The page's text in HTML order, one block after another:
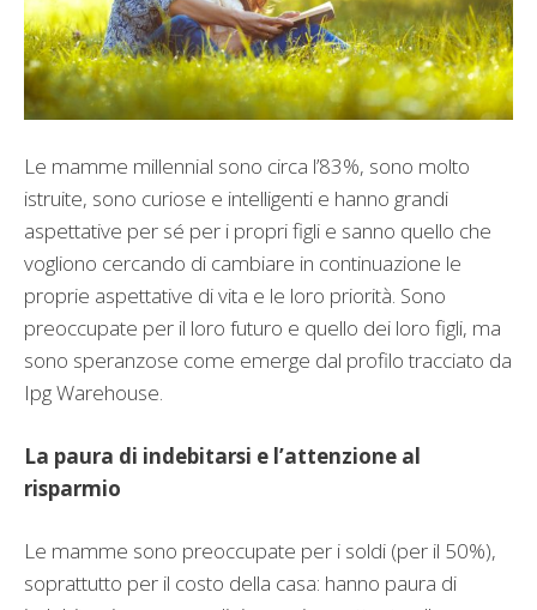
Le mamme millennial sono circa l’83%, sono molto
istruite, sono curiose e intelligenti e hanno grandi
aspettative per sé per i propri figli e sanno quello che
vogliono cercando di cambiare in continuazione le
proprie aspettative di vita e le loro priorità. Sono
preoccupate per il loro futuro e quello dei loro figli, ma
sono speranzose come emerge dal profilo tracciato da
Ipg Warehouse.
La paura di indebitarsi e l’attenzione al
risparmio
Le mamme sono preoccupate per i soldi (per il 50%),
soprattutto per il costo della casa: hanno paura di